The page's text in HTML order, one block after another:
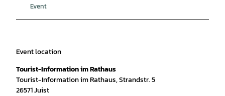
Event
Event location
Tourist-Information im Rathaus
Tourist-Information im Rathaus, Strandstr. 5
26571Juist